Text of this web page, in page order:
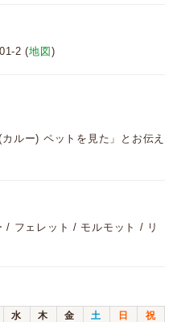
2 (地図 )
ルー) ペットを見た」とお伝え
フェレット / モルモット / リ
水 木 金 土 日
祝